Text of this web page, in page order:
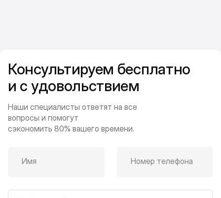
Консультируем бесплатно
и с удовольствием
Наши специалисты ответят на все
вопросы и помогут
сэкономить 80% вашего времени.
Имя Номер телефона